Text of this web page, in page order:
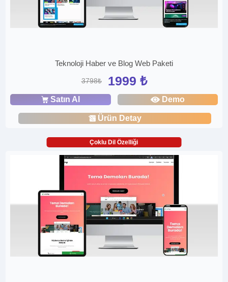
Teknoloji Haber ve Blog Web Paketi
3798₺ 1999 ₺
Satın Al Demo
Ürün Detay
Çoklu Dil Özelliği